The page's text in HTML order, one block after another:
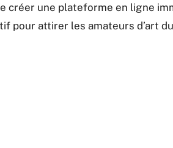
créer une plateforme en ligne
pour attirer les amateurs d’art